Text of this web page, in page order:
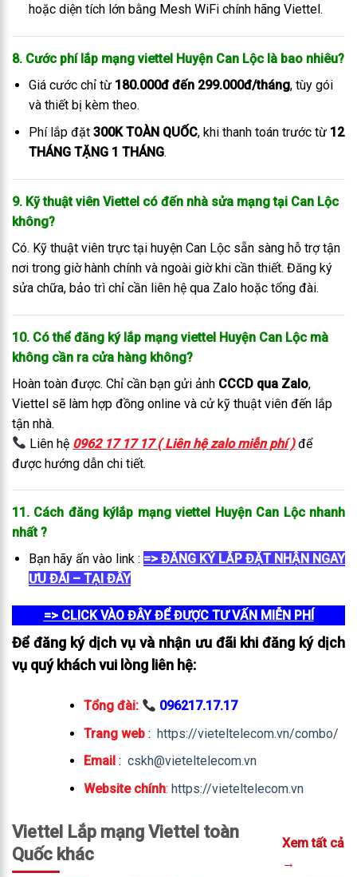
hoặc diện tích lớn bằng Mesh WiFi chính hãng Viettel.
8. Cước phí lắp mạng viettel Huyện Can Lộc là bao nhiêu?
Giá cước chỉ từ 180.000đ đến 299.000đ/tháng, tùy gói
và thiết bị kèm theo.
Phí lắp đặt 300K TOÀN QUỐC, khi thanh toán trước từ 12
THÁNG TẶNG 1 THÁNG.
9. Kỹ thuật viên Viettel có đến nhà sửa mạng tại Can Lộc
không?
Có. Kỹ thuật viên trực tại huyện Can Lộc sẵn sàng hỗ trợ tận
nơi trong giờ hành chính và ngoài giờ khi cần thiết. Đăng ký
sửa chữa, bảo trì chỉ cần liên hệ qua Zalo hoặc tổng đài.
10. Có thể đăng ký lắp mạng viettel Huyện Can Lộc mà
không cần ra cửa hàng không?
Hoàn toàn được. Chỉ cần bạn gửi ảnh CCCD qua Zalo,
Viettel sẽ làm hợp đồng online và cử kỹ thuật viên đến lắp
tận nhà.
Liên hệ 0962 17 17 17 ( Liên hệ zalo miễn phí )để
được hướng dẫn chi tiết.
11. Cách đăng kýlắp mạng viettel Huyện Can Lộc nhanh
nhất?
Bạn hãy ấn vào link : => ĐĂNG KÝ LẮP ĐẶT NHẬN NGAY
ƯU ĐÃI – TẠI ĐÂY
=> CLICK VÀO ĐÂY ĐỂ ĐƯỢC TƯ VẤN MIỄN PHÍ
Để đăng ký dịch vụ và nhận ưu đãi khi đăng ký dịch
vụ quý khách vui lòng liên hệ:
Tổng đài:
096217.17.17
Trang web: https://vieteltelecom.vn/combo/
Email : cskh@vieteltelecom.vn
Website chính: https://vieteltelecom.vn
Viettel Lắp mạng Viettel toàn
Quốc khác
Xem tất cả
→